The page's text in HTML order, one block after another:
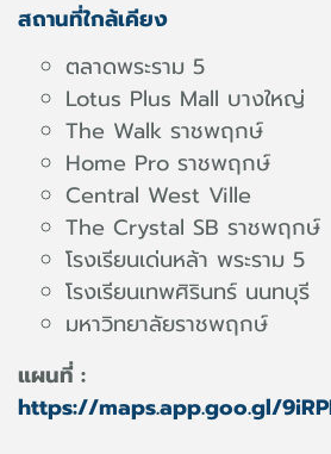
สถานที่ใกล้เคียง
ตลาดพระราม 5
Lotus Plus Mall บางใหญ่
The Walk ราชพฤกษ์
Home Pro ราชพฤกษ์
Central West Ville
The Crystal SB ราชพฤกษ์
โรงเรียนเด่นหล้า พระราม 5
โรงเรียนเทพศิรินทร์ นนทบุรี
มหาวิทยาลัยราชพฤกษ์
แผนที่ :
https://maps.app.goo.gl/